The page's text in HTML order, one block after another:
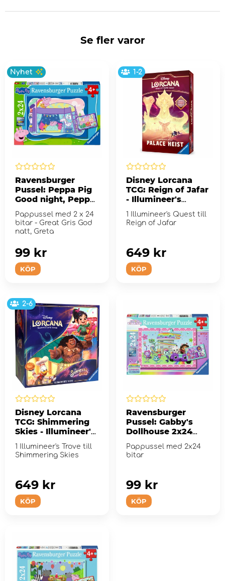
Se fler varor
Nyhet
Ravensburger
Pussel: Peppa Pig
Good night, Peppa!
2x24 Bitar
Pappussel med 2 x 24
bitar - Great Gris God
natt, Greta
KÖP
99 kr
1-2
Disney Lorcana
TCG: Reign of Jafar
- Illumineer's
Quest: Palace Heist
1 Illumineer's Quest till
Reign of Jafar
KÖP
649 kr
2-6
Disney Lorcana
TCG: Shimmering
Skies - Illumineer's
1 Illumineer's Trove till
Shimmering Skies
KÖP
649 kr
Ravensburger
Pussel: Gabby's
Dollhouse 2x24
Pappussel med 2x24
bitar
KÖP
99 kr